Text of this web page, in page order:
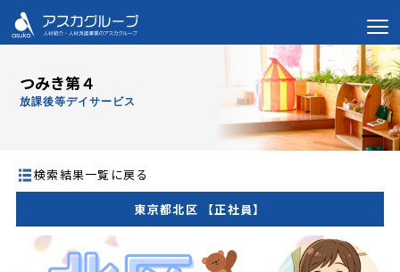
つみき第４
放課後等デイサービス
検索結果一覧に戻る
東京都北区 【正社員】